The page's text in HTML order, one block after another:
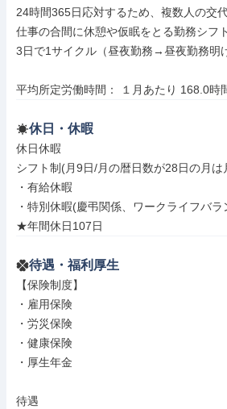
24時間365日応対するため、複数人の交
仕事の合間に休憩や仮眠をとる勤務シフ
3日で1サイクル（昼夜勤務→昼夜勤務明
平均所定労働時間： １月あたり 168.0時
休日・休暇
休日休暇
シフト制(月9日/月の暦日数が28日の月は
・有給休暇
・特別休暇(慶弔関係、ワークライフバ
★年間休日107日
待遇・福利厚生
【保険制度】
・雇用保険
・労災保険
・健康保険
・厚生年金
待遇